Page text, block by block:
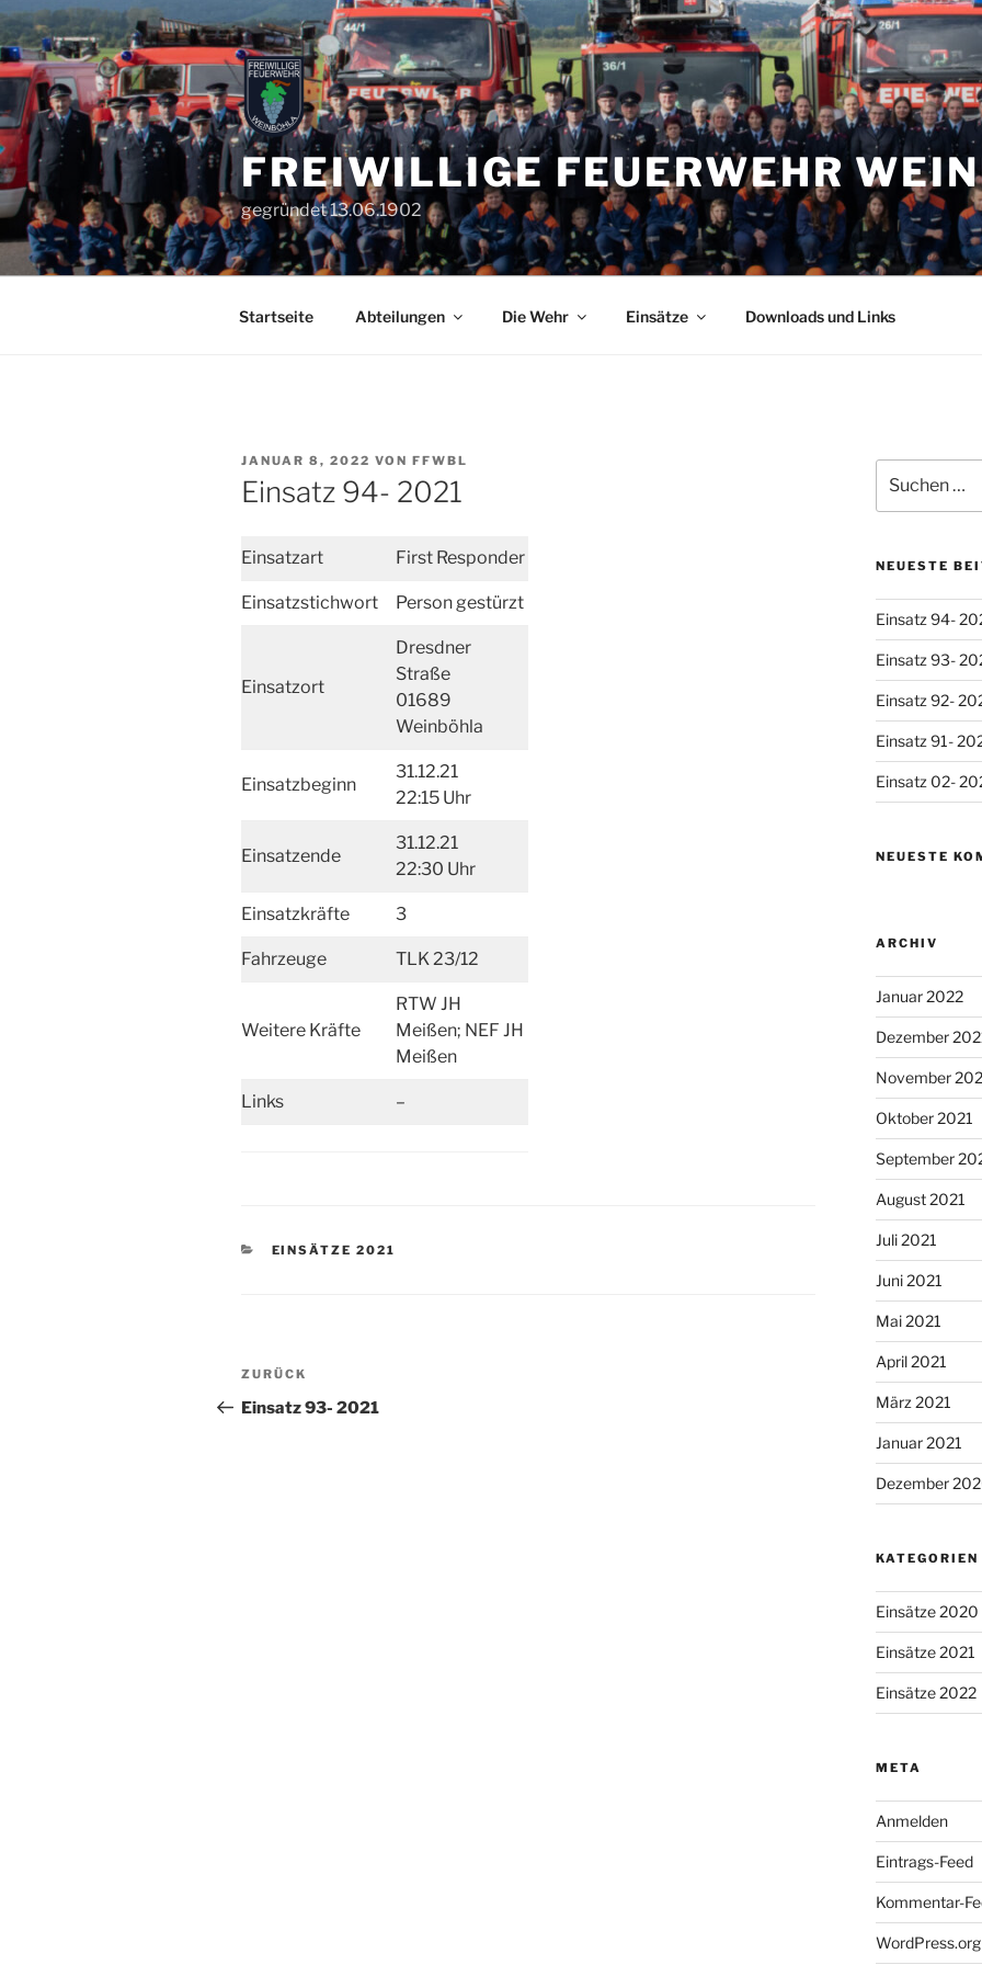
Zum
Inhalt
springen
FREIWILLIGE FEUERWEHR
gegründet 13.06.1902
Startseite Abteilungen Die Wehr Einsätze Downloads und Links
VERÖFFENTLICHT
AM
JANUAR 8, 2022 VON FFWBL
Einsatz 94- 2021
Einsatzart First Responder
Einsatzstichwort Person gestürzt
Einsatzort
Dresdner
Straße
01689
Weinböhla
Einsatzbeginn
31.12.21
22:15 Uhr
Einsatzende
31.12.21
22:30 Uhr
Einsatzkräfte 3
Fahrzeuge TLK 23/12
Weitere Kräfte
RTW JH
Meißen; NEF JH
Meißen
Links –
KATEGORIEN
EINSÄTZE 2021
Beitragsnavigation
Vorheriger
Beitrag
ZURÜCK
Einsatz 93- 2021
nach:
NEUESTE
Einsatz 94-
Einsatz 93-
Einsatz 92-
Einsatz 91-
Einsatz 02-
NEUESTE
ARCHIV
Januar 2022
Dezember
November
Oktober 2021
September
August 2021
Juli 2021
Juni 2021
Mai 2021
April 2021
März 2021
Januar 2021
Dezember
KATEGORIEN
Einsätze 2020
Einsätze 2021
Einsätze 2022
META
Anmelden
Eintrags-Feed
Kommentar-
WordPress.org